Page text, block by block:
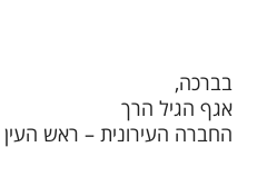
בברכה,
אגף הגיל הרך
החברה העירונית – ראש העין